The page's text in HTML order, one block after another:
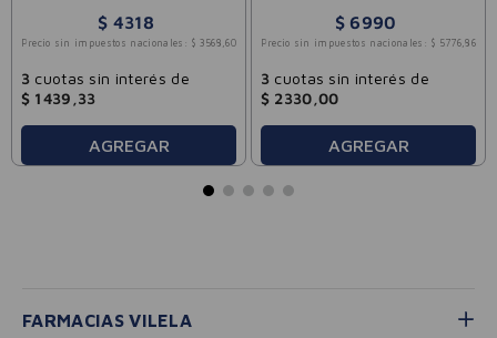
$ 4318
Precio sin impuestos nacionales: $ 3568 ,60
3cuotas sin interés de
$ 1439 33
AGREGAR
$ 6990
Precio sin impuestos nacionales: $ 5776 ,86
3cuotas sin interés de
$ 2330 00
AGREGAR
FARMACIAS VILELA